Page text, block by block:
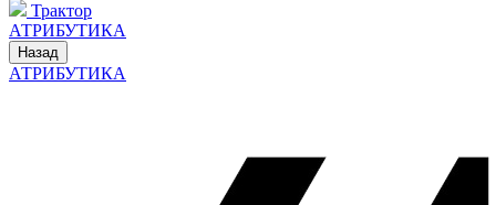
Трактор
АТРИБУТИКА
Назад
АТРИБУТИКА